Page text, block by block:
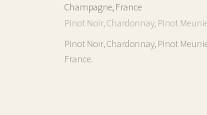
Champagne,France
Pinot Noir, Chardonnay, Pinot
Pinot Noir, Chardonnay, Pinot
France.